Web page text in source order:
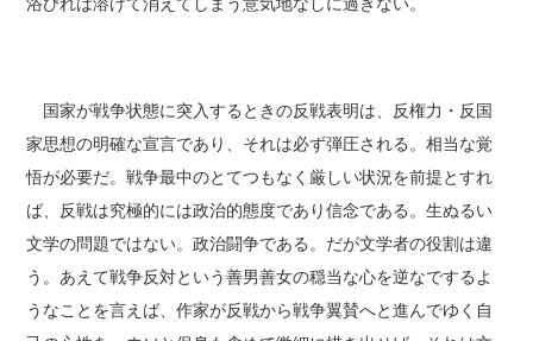
国家が戦争状態に突入するときの反戦表明は、反権力・反国
家思想の明確な宣言であり、それは必ず弾圧される。相当な覚
悟が必要だ。戦争最中のとてつもなく厳しい状況を前提とすれ
ば、反戦は究極的には政治的態度であり信念である。生ぬるい
文学の問題ではない。政治闘争である。だが文学者の役割は違
う。あえて戦争反対という善男善女の穏当な心を逆なでするよ
うなことを言えば、作家が反戦から戦争翼賛へと進んでゆく自